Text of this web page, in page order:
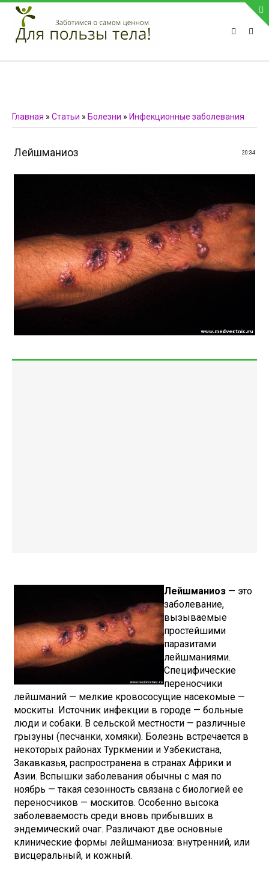
ПРИВЕТСТВУЕМ НА НАШЕМ САЙТЕ
Блок скоро обновится
Форма обратной связи
Главная » Статьи » Болезни » Инфекционные заболевания
20:34
Лейшманиоз
Лейшманиоз — это
заболевание,
вызываемые
простейшими
паразитами
лейшманиями.
Специфические
переносчики
лейшманий — мелкие кровососущие насекомые —
москиты. Источник инфекции в городе — больные
люди и собаки. В сельской местности — различные
грызуны (песчанки, хомяки). Болезнь встречается в
некоторых районах Туркмении и Узбекистана,
Закавказья, распространена в странах Африки и
Азии. Вспышки заболевания обычны с мая по
ноябрь — такая сезонность связана с биологией ее
переносчиков — москитов. Особенно высока
заболеваемость среди вновь прибывших в
эндемический очаг. Различают две основные
клинические формы лейшманиоза: внутренний, или
висцеральный, и кожный.